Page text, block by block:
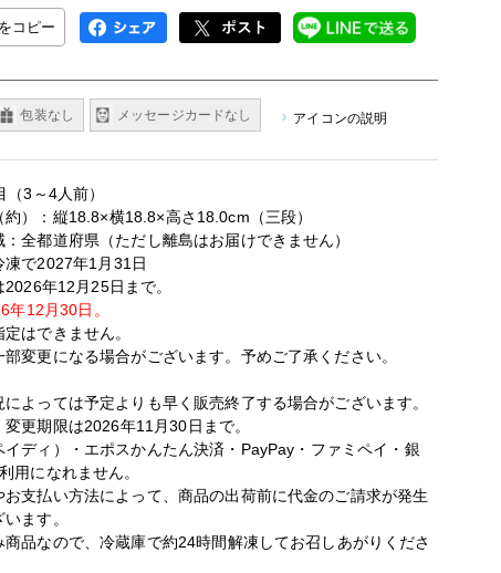
コピー
包装なし メッセージカードなし アイコンの説明
3～4人前）
約）：縦18.8×横18.8×高さ18.0cm（三段）
全都道府県（ただし離島はお届けできません）
で2027年1月31日
年12月25日まで。
12月30日。
はできません。
変更になる場合がございます。予めご了承ください。
よっては予定よりも早く販売終了する場合がございます。
更期限は2026年11月30日まで。
ディ）・エポスかんたん決済・PayPay・ファミペイ・銀
用になれません。
支払い方法によって、商品の出荷前に代金のご請求が発生
ます。
品なので、冷蔵庫で約24時間解凍してお召しあがりくださ